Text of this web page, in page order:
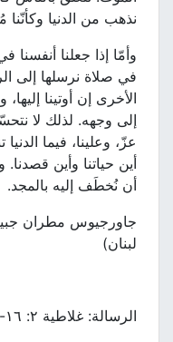
نذهب من الدنيا
وأمّا إذا جعلنا أنفسنا في
في صلاة نرسلها إلى
الأخرى إن أوتينا إليها،
إلى وجهه. لذلك لا
عزّ، وعلينا، فيما
أين حياتنا وأين قصدنا.
أن نُخطَف إليه بالمجد.
جاورجيوس مطران جبيل
لبنان)
الرسالة: غلاطية ٢: ١٦-٢٠